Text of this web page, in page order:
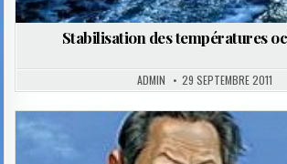
Stabilisation des températures
ADMIN 29 SEPTEMBRE 2011
Posted